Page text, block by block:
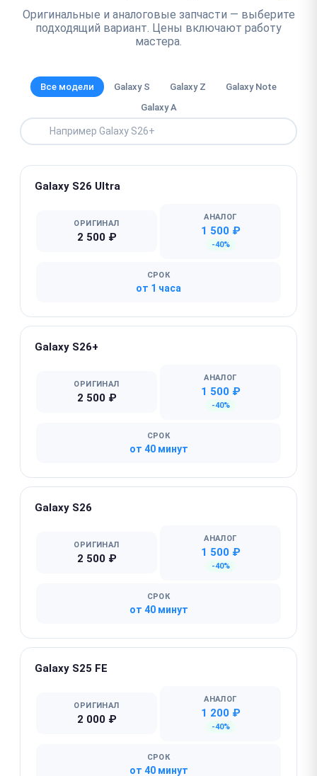
Оригинальные и аналоговые запчасти — выберите
подходящий вариант. Цены включают работу
мастера.
Все модели Galaxy S Galaxy Z
Galaxy Note
Galaxy A
Galaxy S26 Ultra
ОРИГИНАЛ
2 500 ₽
АНАЛОГ
1 500 ₽
-40%
СРОК
от 1 часа
Galaxy S26+
ОРИГИНАЛ
2 500 ₽
АНАЛОГ
1 500 ₽
-40%
СРОК
от 40 минут
Galaxy S26
ОРИГИНАЛ
2 500 ₽
АНАЛОГ
1 500 ₽
-40%
СРОК
от 40 минут
Galaxy S25 FE
ОРИГИНАЛ
2 000 ₽
АНАЛОГ
1 200 ₽
-40%
СРОК
от 40 минут